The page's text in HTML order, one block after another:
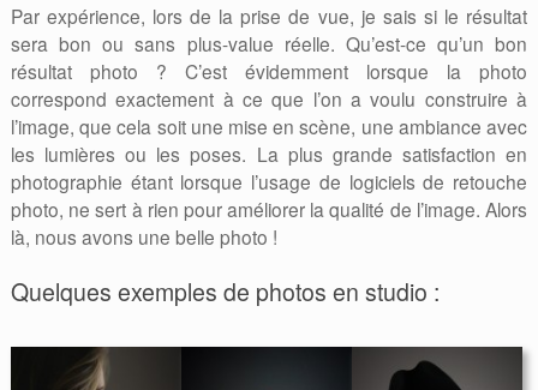
Par expérience, lors de la prise de vue, je sais si le résultat
sera bon ou sans plus-value réelle. Qu’est-ce qu’un bon
résultat photo ? C’est évidemment lorsque la photo
correspond exactement à ce que l’on a voulu construire à
l’image, que cela soit une mise en scène, une ambiance avec
les lumières ou les poses. La plus grande satisfaction en
photographie étant lorsque l’usage de logiciels de retouche
photo, ne sert à rien pour améliorer la qualité de l’image. Alors
là, nous avons une belle photo !
Quelques exemples de photos en studio :